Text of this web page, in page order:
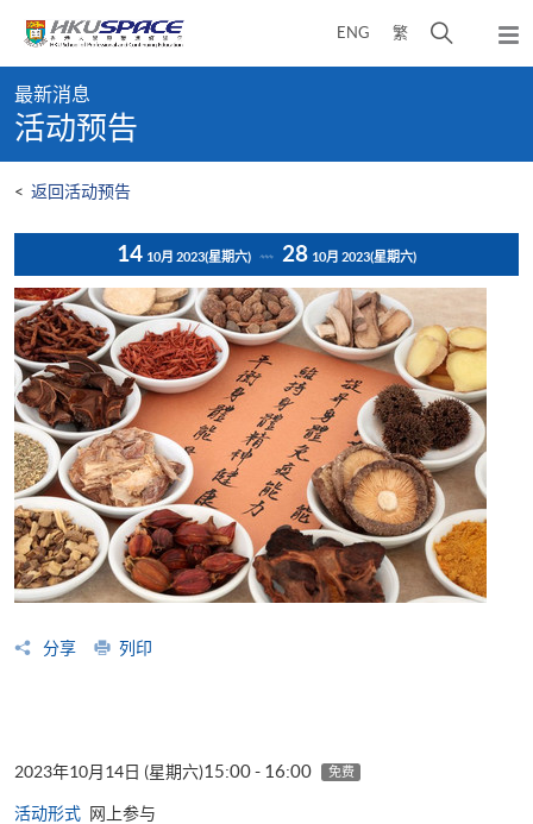
content
ENG 繁
开
弹
出
content
start
最新消息
活动预告
< 返回活动预告
14 10月 2023(星期六) 28 10月 2023(星期六)
分享 列印
2023年10月14日 (星期六)15:00 - 16:00 免费
活动形式 网上参与